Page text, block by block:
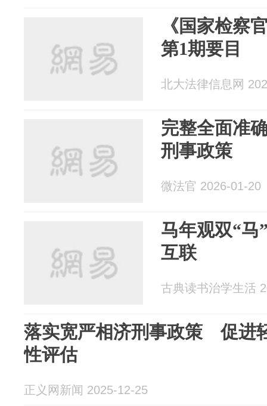
《国家检察
第1期要目
北大法律信息网
完整全面准
刑事政策
微法官 2026-01-20
马年观双“马
互联
古典读书治学生活
落实宽严相济刑事政策 促进
性评估
正义网新闻 2025-12-25